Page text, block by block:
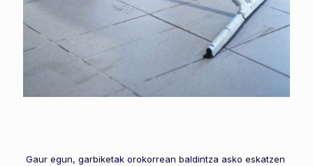
Gaur egun, garbiketak orokorrean baldintza asko eskatzen